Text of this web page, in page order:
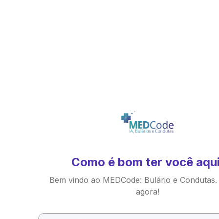
Como é bom ter você
Bem vindo ao MEDCode: Bulário e Condutas.
agora!